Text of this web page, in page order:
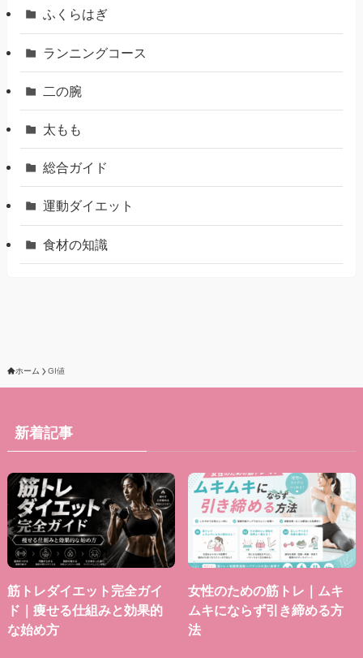
ふくらはぎ
ランニングコース
二の腕
太もも
総合ガイド
運動ダイエット
食材の知識
ホーム GI値
新着記事
筋トレダイエット完全ガイ
ド｜痩せる仕組みと効果的
な始め方
女性のための筋トレ｜ムキ
ムキにならず引き締める方
法